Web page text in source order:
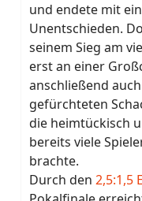
und endete mit
Unentschieden.
seinem Sieg am
erst an einer
anschließend
gefürchteten
die heimtückisch
bereits viele
brachte.
Durch den2,5:1,5